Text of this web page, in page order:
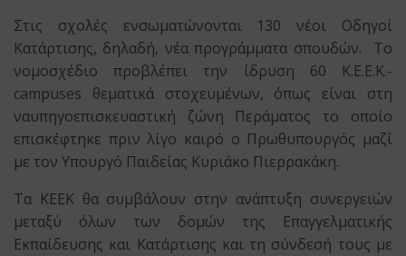
Στις σχολές ενσωματώνονται 130 νέοι Οδηγοί
Κατάρτισης, δηλαδή, νέα προγράμματα σπουδών. Το
νομοσχέδιο προβλέπει την ίδρυση 60 Κ.Ε.Ε.Κ.-
campuses θεματικά στοχευμένων, όπως είναι στη
ναυπηγοεπισκευαστική ζώνη Περάματος το οποίο
επισκέφτηκε πριν λίγο καιρό ο Πρωθυπουργός μαζί
με τον Υπουργό Παιδείας Κυριάκο Πιερρακάκη.
Τα ΚΕΕΚ θα συμβάλουν στην ανάπτυξη συνεργειών
μεταξύ όλων των δομών της Επαγγελματικής
Εκπαίδευσης και Κατάρτισης και τη σύνδεσή τους με